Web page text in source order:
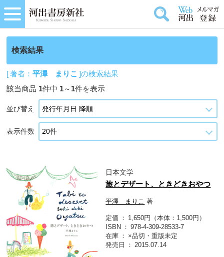
検索結果
[ 著者：平澤 まりこ ]の検索結果
該当商品 1件中 1～ 1件を表示
並び替え
表示件数
日本文学
旅とデザート、ときどきおやつ
平澤 まりこ 著
定価
1,650円（本体：1,500円）
ISBN
978-4-309-28533-7
在庫
×品切・重版未定
発売日
2015.07.14